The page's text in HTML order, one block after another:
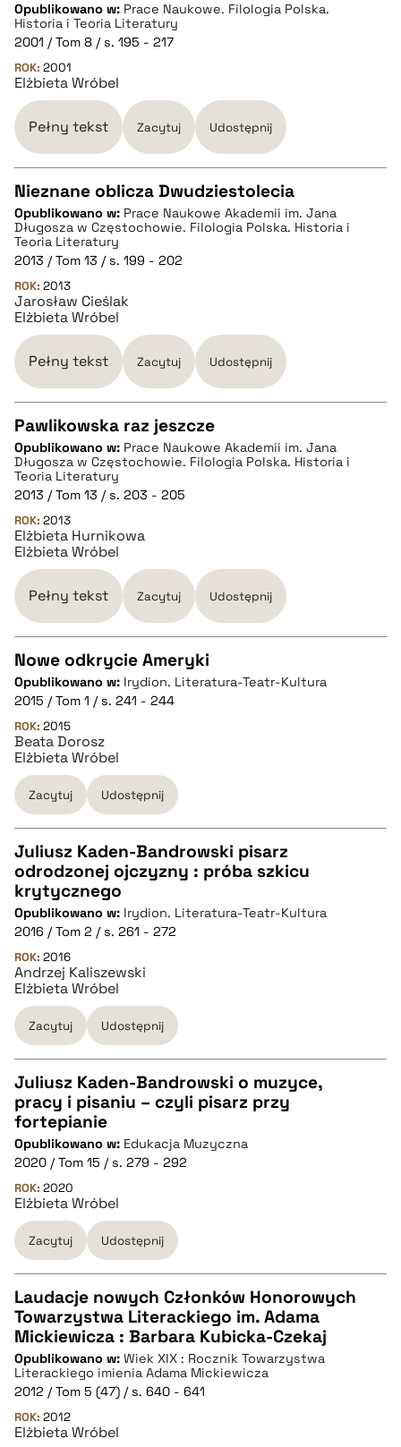
pobierz cytat
BIBTEX
pobierz cytat
Opublikowano w: Prace Naukowe. Filologia Polska.
Historia i Teoria Literatury
2001 / Tom 8 / s. 195 - 217
ROK: 2001
Elżbieta Wróbel
Pełny tekst Zacytuj Udostępnij
CZYSTY TEKST
BIBTEX
pobierz cytat
Nieznane oblicza Dwudziestolecia
Opublikowano w: Prace Naukowe Akademii im. Jana
Długosza w Częstochowie. Filologia Polska. Historia i
Teoria Literatury
2013 / Tom 13 / s. 199 - 202
ROK: 2013
Jarosław Cieślak
Elżbieta Wróbel
Pełny tekst Zacytuj Udostępnij
CZYSTY TEKST
BIBTEX
pobierz cytat
Pawlikowska raz jeszcze
Opublikowano w: Prace Naukowe Akademii im. Jana
Długosza w Częstochowie. Filologia Polska. Historia i
Teoria Literatury
2013 / Tom 13 / s. 203 - 205
ROK: 2013
Elżbieta Hurnikowa
Elżbieta Wróbel
Pełny tekst Zacytuj Udostępnij
CZYSTY TEKST
pobierz cytat
BIBTEX
pobierz cytat
Nowe odkrycie Ameryki
Opublikowano w: Irydion. Literatura-Teatr-Kultura
2015 / Tom 1 / s. 241 - 244
ROK: 2015
Beata Dorosz
Elżbieta Wróbel
Zacytuj Udostępnij
CZYSTY TEKST
pobierz cytat
BIBTEX
pobierz cytat
Juliusz Kaden-Bandrowski pisarz
odrodzonej ojczyzny : próba szkicu
krytycznego
Opublikowano w: Irydion. Literatura-Teatr-Kultura
2016 / Tom 2 / s. 261 - 272
ROK: 2016
Andrzej Kaliszewski
Elżbieta Wróbel
Zacytuj Udostępnij
CZYSTY TEKST
pobierz cytat
BIBTEX
pobierz cytat
Juliusz Kaden-Bandrowski o muzyce,
pracy i pisaniu – czyli pisarz przy
fortepianie
Opublikowano w: Edukacja Muzyczna
2020 / Tom 15 / s. 279 - 292
ROK: 2020
Elżbieta Wróbel
Zacytuj Udostępnij
CZYSTY TEKST
pobierz cytat
BIBTEX
Laudacje nowych Członków Honorowych
Towarzystwa Literackiego im. Adama
Mickiewicza : Barbara Kubicka-Czekaj
Opublikowano w: Wiek XIX : Rocznik Towarzystwa
Literackiego imienia Adama Mickiewicza
2012 / Tom 5 (47) / s. 640 - 641
ROK: 2012
Elżbieta Wróbel